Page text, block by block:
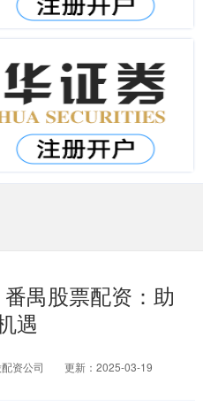
禺股票配资：助
遇
资公司
更新：2025-03-19